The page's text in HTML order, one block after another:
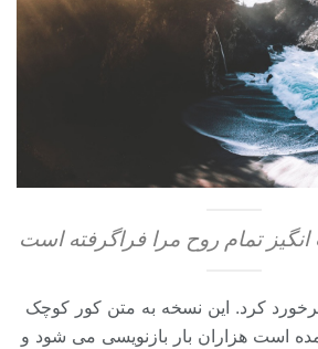
تمام روح مرا فراگرفته است
کرد. این نسخه به متن کور کوچک
است هزاران بار بازنویسی می شود و